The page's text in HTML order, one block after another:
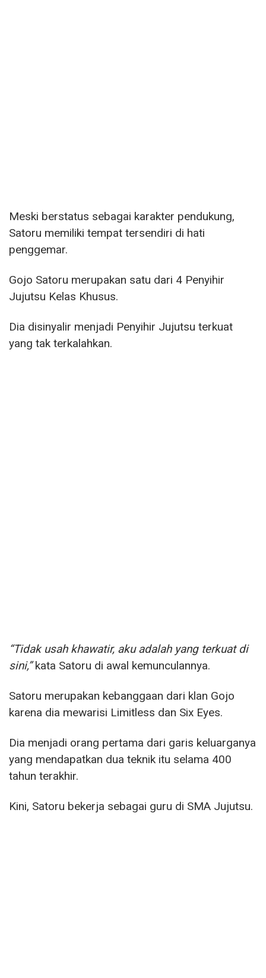
Meski berstatus sebagai karakter pendukung,
Satoru memiliki tempat tersendiri di hati
penggemar.
Gojo Satoru merupakan satu dari 4 Penyihir
Jujutsu Kelas Khusus.
Dia disinyalir menjadi Penyihir Jujutsu terkuat
yang tak terkalahkan.
“Tidak usah khawatir, aku adalah yang terkuat di
sini,”kata Satoru di awal kemunculannya.
Satoru merupakan kebanggaan dari klan Gojo
karena dia mewarisi Limitless dan Six Eyes.
Dia menjadi orang pertama dari garis keluarganya
yang mendapatkan dua teknik itu selama 400
tahun terakhir.
Kini, Satoru bekerja sebagai guru di SMA Jujutsu.